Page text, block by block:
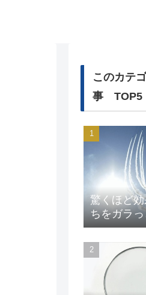
このカテ
事 TOP5
驚くほど
ちをガラ